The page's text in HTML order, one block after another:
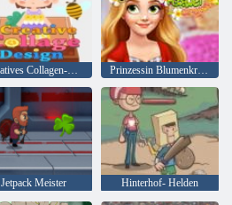
Kreatives Collagen-Design Prinzessin Blumenkrone
Jetpack Meister Hinterhof- Helden